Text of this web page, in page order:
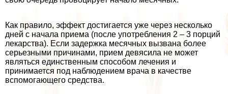
Как правило, эффект достигается уже через несколько
дней с начала приема (после употрeбления 2 – 3 порций
лекарства). Если задержка мecячных вызвана более
серьезными причинами, прием девясила не может
являться единственным способом лечения и
принимается под наблюдением врача в качестве
вспомогающего средства.